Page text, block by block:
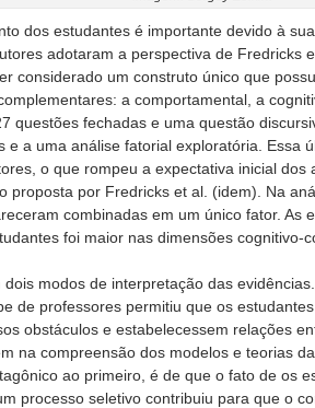
dos estudantes é importante devido à
adotaram a perspectiva de Fredricks
considerado um construto único que
a comportamental, a
questões fechadas e uma questão
e a uma análise fatorial exploratória. Essa
o que rompeu a expectativa inicial
proposta por Fredricks et al. (idem). Na
combinadas em um único fator. As
foi maior nas dimensões cognitivo-
modos de interpretação das
de professores permitiu que os
obstáculos e estabelecessem relações
na compreensão dos modelos e teorias
ao primeiro, é de que o fato de os
processo seletivo contribuiu para que o